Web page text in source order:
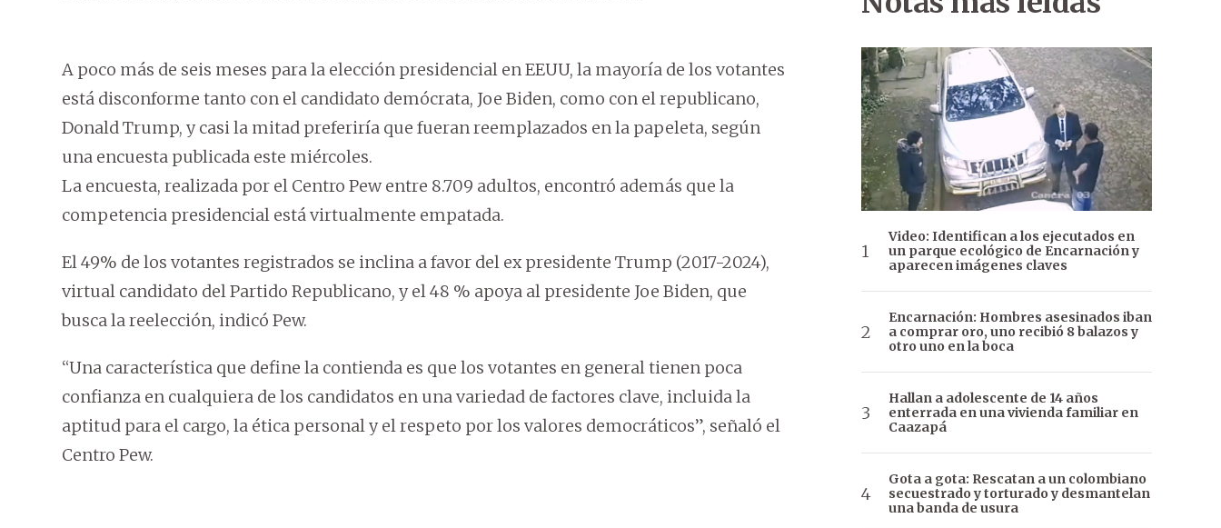
A poco más de seis meses para la elección presidencial en EEUU, la mayoría de los votantes
está disconforme tanto con el candidato demócrata, Joe Biden, como con el republicano,
Donald Trump, y casi la mitad preferiría que fueran reemplazados en la papeleta, según
una encuesta publicada este miércoles.
La encuesta, realizada por el Centro Pew entre 8.709 adultos, encontró además que la
competencia presidencial está virtualmente empatada.
El 49% de los votantes registrados se inclina a favor del ex presidente Trump (2017-2024),
virtual candidato del Partido Republicano, y el 48 % apoya al presidente Joe Biden, que
busca la reelección, indicó Pew.
“Una característica que define la contienda es que los votantes en general tienen poca
confianza en cualquiera de los candidatos en una variedad de factores clave, incluida la
aptitud para el cargo, la ética personal y el respeto por los valores democráticos”, señaló el
Centro Pew.
Video: Identifican a los ejecutados en
un parque ecológico de Encarnación y
aparecen imágenes claves
Encarnación: Hombres asesinados iban
a comprar oro, uno recibió 8 balazos y
otro uno en la boca
Hallan a adolescente de 14 años
enterrada en una vivienda familiar en
Caazapá
Gota a gota: Rescatan a un colombiano
secuestrado y torturado y desmantelan
una banda de usura